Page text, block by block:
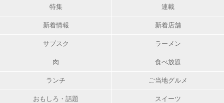
特集 連載
新着情報 新着店舗
サブスク ラーメン
肉 食べ放題
ランチ ご当地グルメ
おもしろ・話題 スイーツ